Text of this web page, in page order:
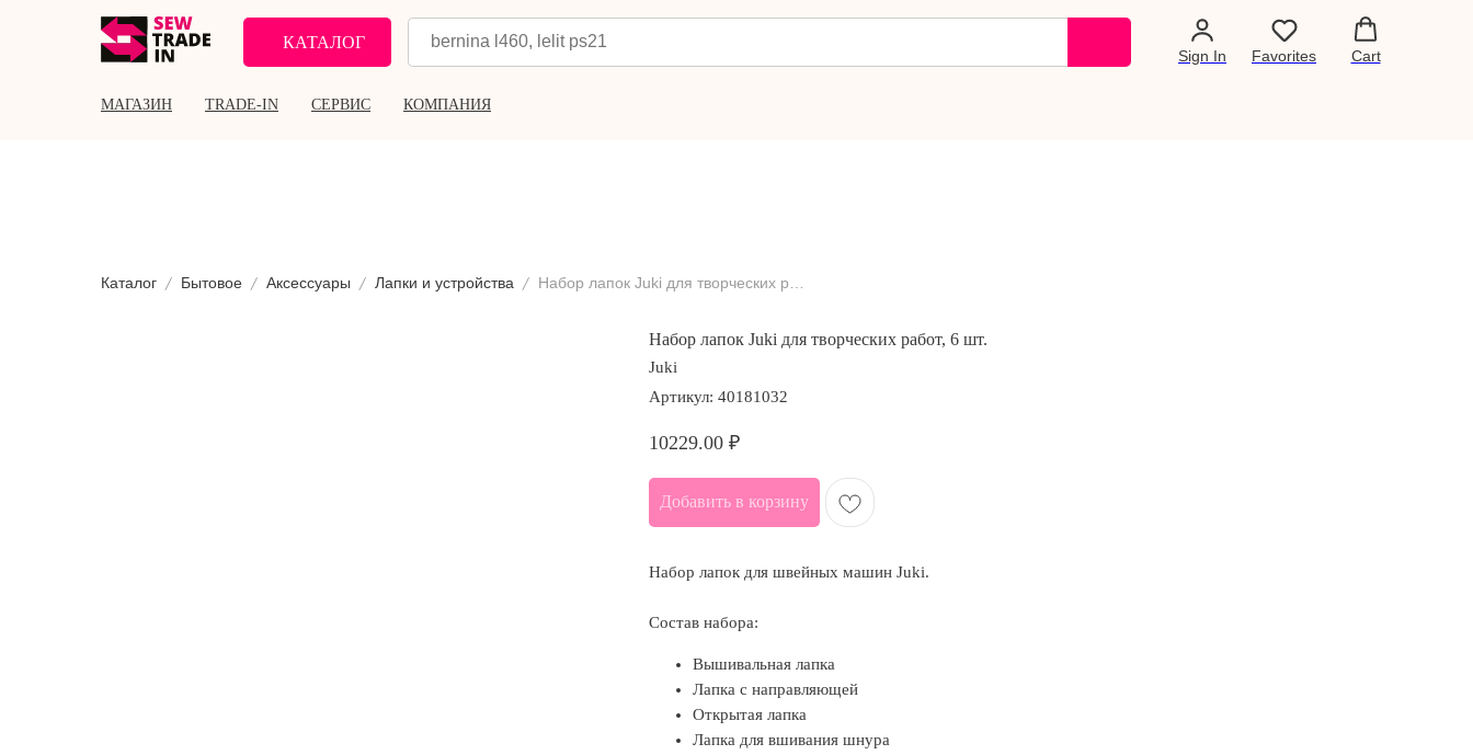
КАТАЛОГ
Sign In Favorites Cart
МАГАЗИН TRADE-IN СЕРВИС КОМПАНИЯ
Каталог Бытовое Аксессуары Лапки и устройства
Набор лапок Juki для творческих работ, 6 шт.
Juki
Артикул: 40181032
10229.00 ₽
Добавить в корзину
Набор лапок для швейных машин Juki.
Состав набора:
Вышивальная лапка
Лапка с направляющей
Открытая лапка
Лапка для вшивания шнура